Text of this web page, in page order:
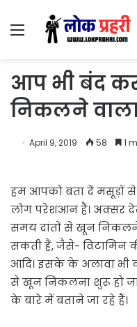
Menu
आप भी बंद
निकलने
April 9, 2019 58 1
हम आपको बता दें मसूड़ों
लोग परेशआन हैं। अक्सर
समय दांतों से खून
सकती हैं, जैसे- विटामिन
आदि। इसके के अलावा भी
से खून निकलना शुरू हो
के बारे में बताने जा रहे हैं।